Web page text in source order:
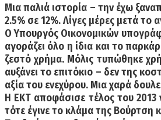
Μια παλιά ιστορία – την έχω
2.5% σε 12%. Λίγες μέρες μετά το
Ο Υπουργός Οικονομικών
αγοράζει όλο η ίδια και το
ζεστό χρήμα. Μόλις τυπώθηκε
αυξάνει το επιτόκιο – δεν της
αξία του ενεχύρου. Μια χαρά
Η ΕΚΤ αποφάσισε τέλος του
τότε έγινε το κλάμα της Βούρτση